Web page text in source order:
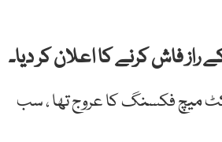
فاش کرنے کا اعلان کر دیا۔
کر دی ہے، 90 کی دہائی میں کرکٹ میچ فکسنگ کا عروج تھا ، سب